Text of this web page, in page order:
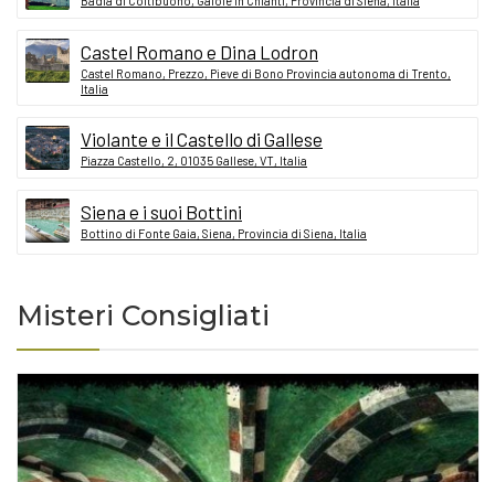
Castel Romano e Dina Lodron
Castel Romano, Prezzo, Pieve di Bono Provincia autonoma di Trento,
Italia
Violante e il Castello di Gallese
Piazza Castello, 2, 01035 Gallese, VT, Italia
Siena e i suoi Bottini
Bottino di Fonte Gaia, Siena, Provincia di Siena, Italia
Misteri Consigliati